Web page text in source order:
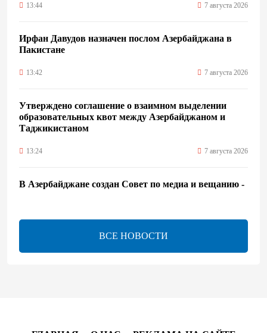
13:44 7 августа 2026
Ирфан Давудов назначен послом Азербайджана в
Пакистане
13:42 7 августа 2026
Утверждено соглашение о взаимном выделении
образовательных квот между Азербайджаном и
Таджикистаном
13:24 7 августа 2026
В Азербайджане создан Совет по медиа и вещанию -
13:16 7 августа 2026
ЕАЭС расширяет финансовый рынок и вводит
программу "зеленой трансформации"
ВСЕ НОВОСТИ